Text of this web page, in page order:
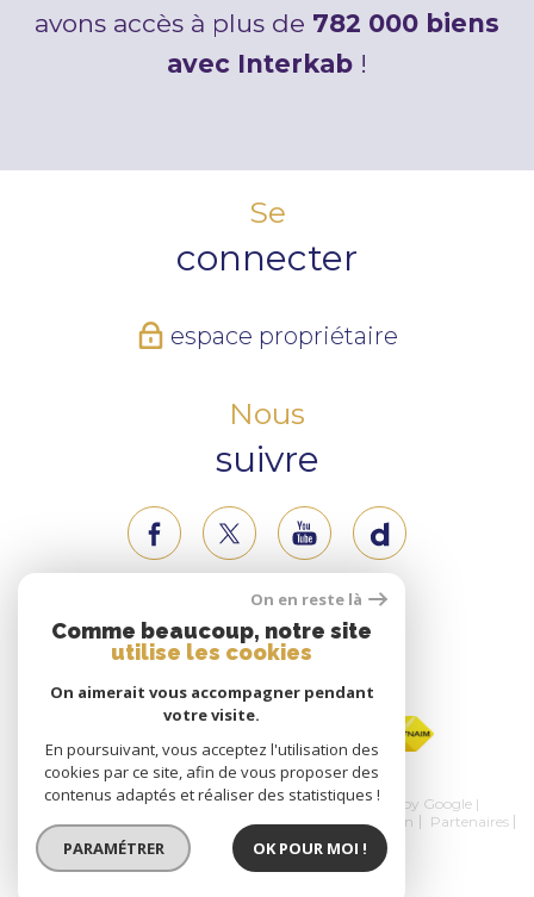
avons accès à plus de 782 000 biens
avec Interkab !
Se
connecter
espace propriétaire
Nous
suivre
Nous
adhérons
© 2026 | Tous droits réservés | Traduction powered by Google |
Nos honoraires
Plan du site Mentions légales Admin
Partenaires
Politique RGPD
Cookies
On en reste là
Comme beaucoup, notre site
utilise les cookies
On aimerait vous accompagner pendant
votre visite.
En poursuivant, vous acceptez l'utilisation des
cookies par ce site, afin de vous proposer des
contenus adaptés et réaliser des statistiques !
PARAMÉTRER OK POUR MOI !